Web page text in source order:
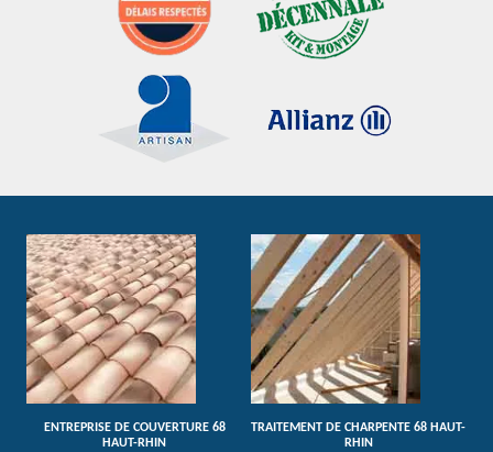
ENTREPRISE DE COUVERTURE 68
HAUT-RHIN
TRAITEMENT DE CHARPENTE 68 HAUT-
RHIN